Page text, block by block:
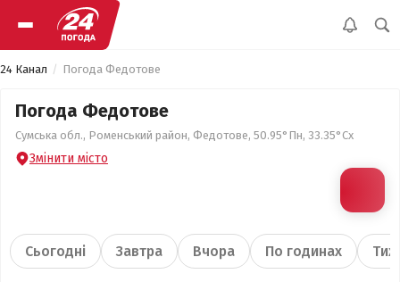
24 Канал Погода Федотове
Погода Федотове
Сумська обл., Роменський район, Федотове, 50.95°Пн, 33.35°Сх
Змінити місто
Сьогодні Завтра Вчора По годинах